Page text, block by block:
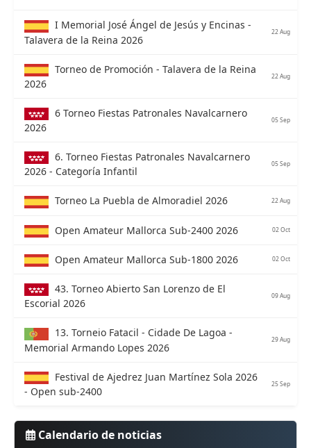
I Memorial José Ángel de Jesús y Encinas -
Talavera de la Reina 2026
22 Aug
Torneo de Promoción - Talavera de la Reina
2026
22 Aug
6 Torneo Fiestas Patronales Navalcarnero
2026
05 Sep
6. Torneo Fiestas Patronales Navalcarnero
2026 - Categoría Infantil
05 Sep
Torneo La Puebla de Almoradiel 2026 22 Aug
Open Amateur Mallorca Sub-2400 2026 02 Oct
Open Amateur Mallorca Sub-1800 2026 02 Oct
43. Torneo Abierto San Lorenzo de El
Escorial 2026
09 Aug
13. Torneio Fatacil - Cidade De Lagoa -
Memorial Armando Lopes 2026
29 Aug
Festival de Ajedrez Juan Martínez Sola 2026
- Open sub-2400
25 Sep
Calendario de noticias